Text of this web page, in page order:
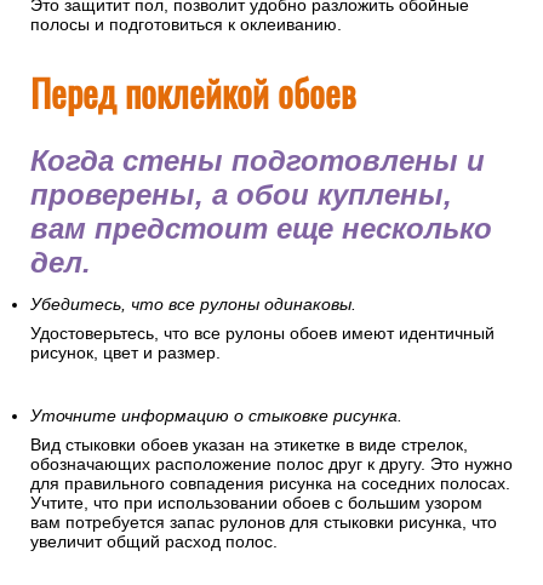
Это защитит пол, позволит удобно разложить обойные
полосы и подготовиться к оклеиванию.
Перед поклейкой обоев
Когда стены подготовлены и
проверены, а обои куплены,
вам предстоит еще несколько
дел.
Убедитесь, что все рулоны одинаковы.
Удостоверьтесь, что все рулоны обоев имеют идентичный
рисунок, цвет и размер.
Уточните информацию о стыковке рисунка.
Вид стыковки обоев указан на этикетке в виде стрелок,
обозначающих расположение полос друг к другу. Это нужно
для правильного совпадения рисунка на соседних полосах.
Учтите, что при использовании обоев с большим узором
вам потребуется запас рулонов для стыковки рисунка, что
увеличит общий расход полос.